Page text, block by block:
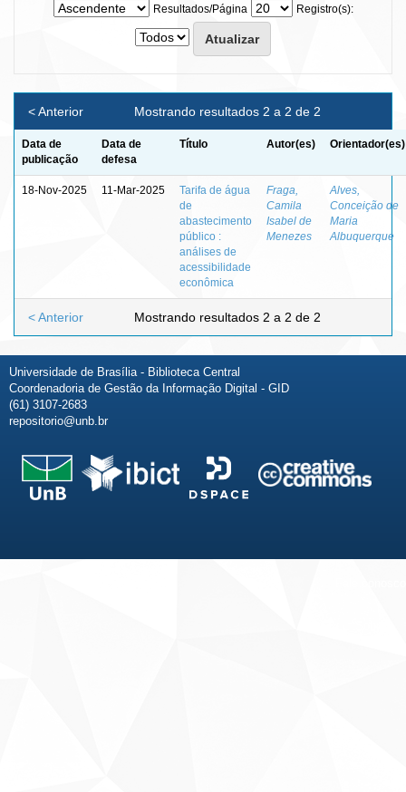
Resultados/Página
Registro(s):
Mostrando resultados 2 a 2 de 2
< Anterior
Data de
publicação
Data de
defesa
Título Autor(es) Orientador(es)
18-Nov-2025 11-Mar-2025
Tarifa de água
de
abastecimento
público :
análises de
acessibilidade
econômica
Fraga,
Camila
Isabel de
Menezes
Alves,
Conceição de
Maria
Albuquerque
Mostrando resultados 2 a 2 de 2
< Anterior
Universidade de Brasília - Biblioteca Central
Coordenadoria de Gestão da Informação Digital - GID
(61) 3107-2683
repositorio@unb.br